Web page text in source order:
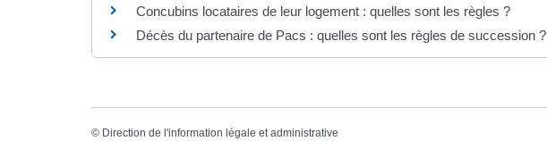
Concubins locataires de leur logement : quelles sont les règles ?
Décès du partenaire de Pacs : quelles sont les règles de succession ?
© Direction de l'information légale et administrative